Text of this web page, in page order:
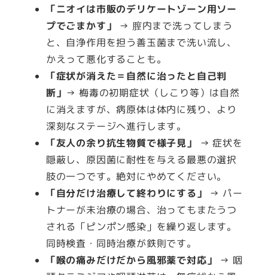
「ニオイは市販のデリケートゾーン用ソー
プでごまかす」
→ 膣内まで洗ってしまう
と、自浄作用を担う善玉菌まで洗い流し、
かえって悪化することも。
「症状が消えた＝自然に治ったと自己判
断」 → 梅毒の初期症状（しこり等）は自然
に消えますが、病原体は体内に残り、より
深刻なステージへ進行します。
「友人の余り抗生物質で様子見」
→ 症状を
隠蔽し、原因菌に耐性を与える最悪の選択
肢の一つです。絶対にやめてください。
「自分だけ治療して終わりにする」
→ パー
トナーが未治療の場合、治ってもまたうつ
される「ピンポン感染」を繰り返します。
同時検査・同時治療が鉄則です。
「喉の痛みだけだから風邪薬で対応」
→ 咽